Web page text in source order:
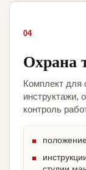
04
Охрана
Комплект для
инструктажи,
контроль